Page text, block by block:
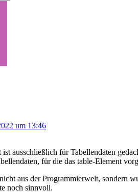
um 13:46
ist ausschließlich für Tabellendaten
für die das table-Element
aus der Programmierwelt, sondern
noch sinnvoll.